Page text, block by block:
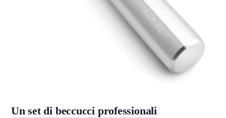
Un set di beccucci professionali